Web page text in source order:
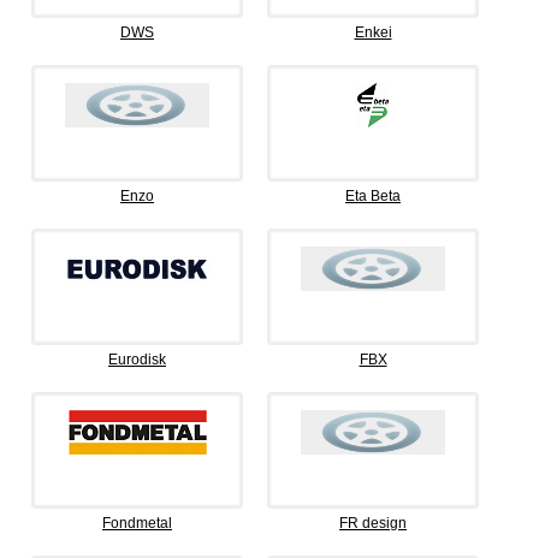
DWS Enkei
Enzo Eta Beta
Eurodisk FBX
Fondmetal FR design